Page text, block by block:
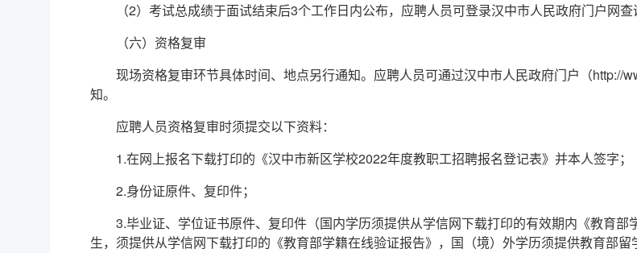
（2）考试总成绩于面试结束后3个工作日内公布，应聘人员可登录汉中市人民政府门户网查
（六）资格复审
现场资格复审环节具体时间、地点另行通知。应聘人员可通过汉中市人民政府门户（http://
知。
应聘人员资格复审时须提交以下资料：
1.在网上报名下载打印的《汉中市新区学校2022年度教职工招聘报名登记表》并本人签字；
2.身份证原件、复印件；
3.毕业证、学位证书原件、复印件（国内学历须提供从学信网下载打印的有效期内《教育
生，须提供从学信网下载打印的《教育部学籍在线验证报告》，国（境）外学历须提供教育部